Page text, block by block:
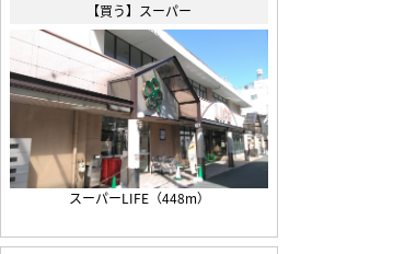
【買う】スーパー
スーパーLIFE（448m）